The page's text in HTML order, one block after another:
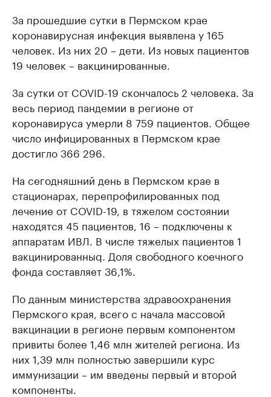
За прошедшие сутки в Пермском крае
коронавирусная инфекция выявлена у 165
человек. Из них 20 – дети. Из новых пациентов
19 человек – вакцинированные.
За сутки от COVID-19 скончалось 2 человека. За
весь период пандемии в регионе от
коронавируса умерли 8 759 пациентов. Общее
число инфицированных в Пермском крае
достигло 366 296.
На сегодняшний день в Пермском крае в
стационарах, перепрофилированных под
лечение от COVID-19, в тяжелом состоянии
находятся 45 пациентов, 16 – подключены к
аппаратам ИВЛ. В числе тяжелых пациентов 1
вакцинированныq. Доля свободного коечного
фонда составляет 36,1%.
По данным министерства здравоохранения
Пермского края, всего с начала массовой
вакцинации в регионе первым компонентом
привиты более 1,46 млн жителей региона. Из
них 1,39 млн полностью завершили курс
иммунизации – им введены первый и второй
компоненты.